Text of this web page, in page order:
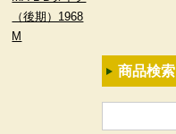
（後期）1968
M
商品検索